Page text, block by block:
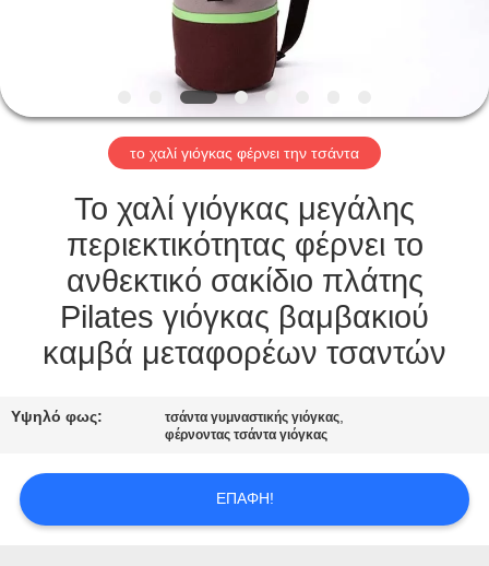
ΈΛΕΓΧΟΣ
ΕΠΑΦΉ
ΖΗΤΉΣΤΕ
ΑΠΌΣΠΑΣΜΑ
SITEMAP
POLICY
το χαλί γιόγκας φέρνει την τσάντα
Το χαλί γιόγκας μεγάλης
περιεκτικότητας φέρνει το
ανθεκτικό σακίδιο πλάτης
Pilates γιόγκας βαμβακιού
καμβά μεταφορέων τσαντών
Υψηλό φως: τσάντα γυμναστικής γιόγκας,
φέρνοντας τσάντα γιόγκας
ΕΠΑΦΉ!